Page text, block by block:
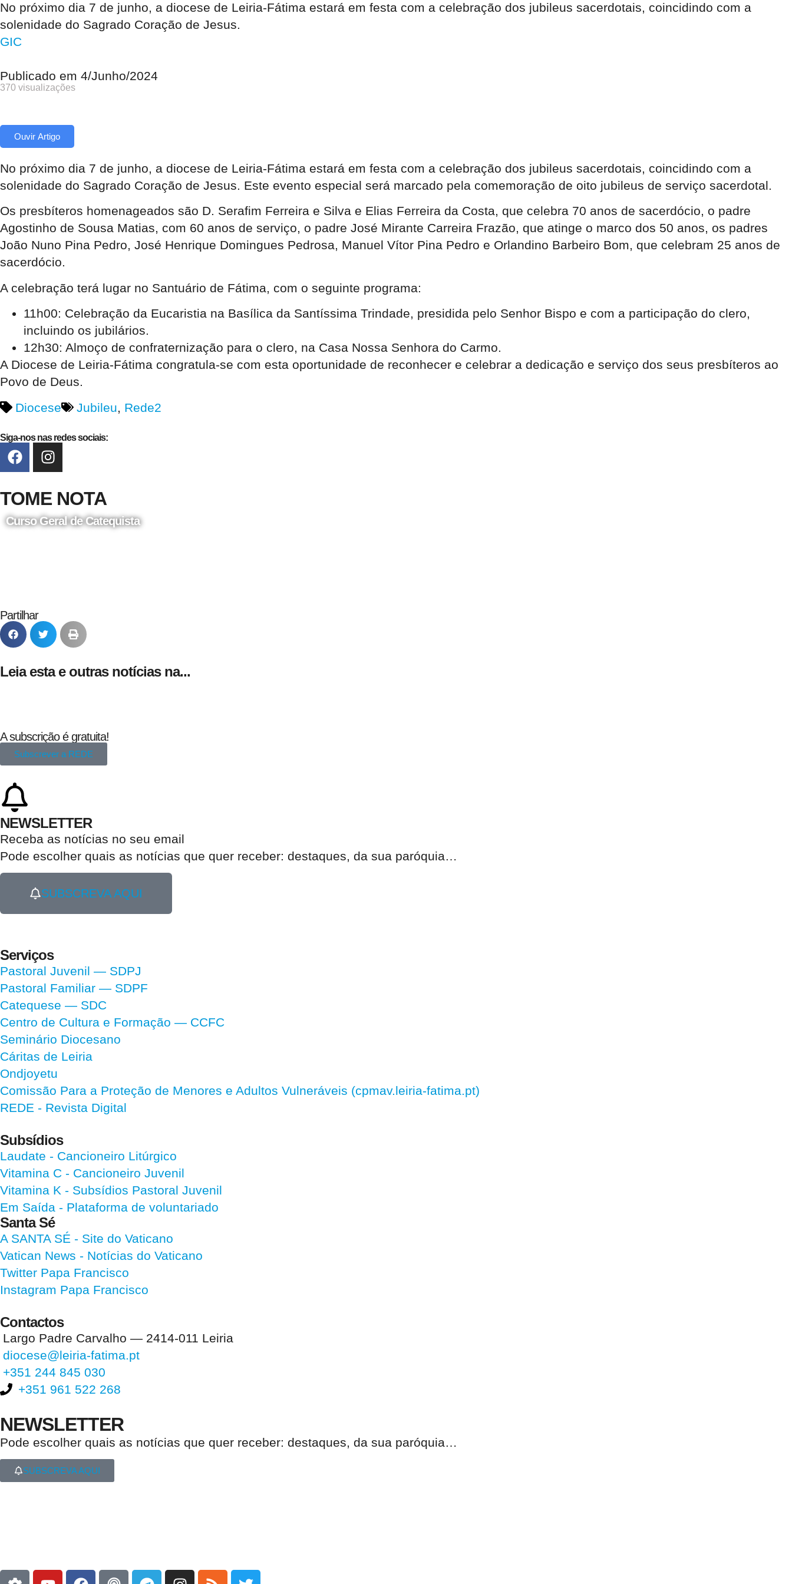
No próximo dia 7 de junho, a diocese de Leiria-Fátima estará em festa com a celebração dos jubileus sacerdotais, coincidindo com a
solenidade do Sagrado Coração de Jesus.
GIC
Publicado em 4/Junho/2024
370 visualizações
Ouvir Artigo
No próximo dia 7 de junho, a diocese de Leiria-Fátima estará em festa com a celebração dos jubileus sacerdotais, coincidindo com a
solenidade do Sagrado Coração de Jesus. Este evento especial será marcado pela comemoração de oito jubileus de serviço sacerdotal.
Os presbíteros homenageados são D. Serafim Ferreira e Silva e Elias Ferreira da Costa, que celebra 70 anos de sacerdócio, o padre
Agostinho de Sousa Matias, com 60 anos de serviço, o padre José Mirante Carreira Frazão, que atinge o marco dos 50 anos, os padres
João Nuno Pina Pedro, José Henrique Domingues Pedrosa, Manuel Vítor Pina Pedro e Orlandino Barbeiro Bom, que celebram 25 anos de
sacerdócio.
A celebração terá lugar no Santuário de Fátima, com o seguinte programa:
11h00: Celebração da Eucaristia na Basílica da Santíssima Trindade, presidida pelo Senhor Bispo e com a participação do clero,
incluindo os jubilários.
12h30: Almoço de confraternização para o clero, na Casa Nossa Senhora do Carmo.
A Diocese de Leiria-Fátima congratula-se com esta oportunidade de reconhecer e celebrar a dedicação e serviço dos seus presbíteros ao
Povo de Deus.
Diocese
Jubileu Rede2
Siga-nos nas redes sociais:
TOME NOTA
Curso Geral de Catequista
Partilhar
Leia esta e outras notícias na...
A subscrição é gratuita!
Subscrever a REDE
NEWSLETTER
Receba as notícias no seu email​
Pode escolher quais as notícias que quer receber: destaques, da sua paróquia
SUBSCREVA AQUI
Serviços
Pastoral Juvenil — SDPJ
Pastoral Familiar — SDPF
Catequese — SDC
Centro de Cultura e Formação — CCFC
Seminário Diocesano
Cáritas de Leiria
Ondjoyetu
Comissão Para a Proteção de Menores e Adultos Vulneráveis (cpmav.leiria-fatima.pt)
REDE - Revista Digital
Subsídios
Laudate - Cancioneiro Litúrgico
Vitamina C - Cancioneiro Juvenil
Vitamina K - Subsídios Pastoral Juvenil
Em Saída - Plataforma de voluntariado
Santa Sé
A SANTA SÉ - Site do Vaticano
Vatican News - Notícias do Vaticano
Twitter Papa Francisco
Instagram Papa Francisco
Contactos
Largo Padre Carvalho — 2414-011 Leiria
diocese@leiria-fatima.pt
+351 244 845 030
+351 961 522 268
NEWSLETTER
Pode escolher quais as notícias que quer receber: destaques, da sua paróquia…
SUBSCREVA AQUI